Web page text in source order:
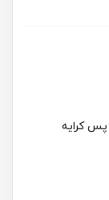
پس کرایه